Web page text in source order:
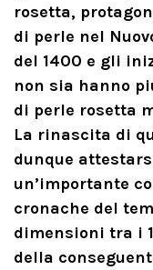
rosetta,
di perle nel
del 1400 e gli
non sia hanno
di perle rosetta
La rinascita di
dunque
un’importante
cronache del
dimensioni tra i
della